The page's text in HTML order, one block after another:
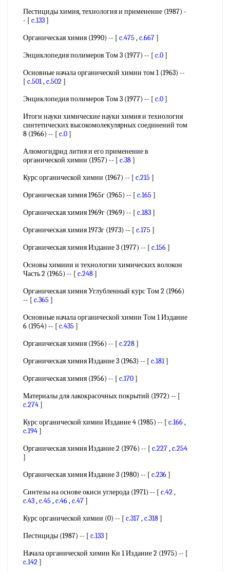
Пестициды химия, технология и применение (1987) -
- [ c.133]
Органическая химия (1990) -- [ c.475 ,c.667]
Энциклопедия полимеров Том 3 (1977) -- [ c.0]
Основные начала органической химии том 1 (1963) --
[ c.501,c.502]
Энциклопедия полимеров Том 3 (1977) -- [ c.0]
Итоги науки химические науки химия и технология
синтетических высокомолекулярных соединений том
8 (1966) -- [ c.0]
Алюмогидрид лития и его применение в
органической химии (1957) -- [ c.38]
Курс органической химии (1967) -- [ c.215 ]
Органическая химия 1965г (1965) -- [ c.165 ]
Органическая химия 1969г (1969) -- [ c.183]
Органическая химия 1973г (1973) -- [ c.175 ]
Органическая химия Издание 3 (1977) -- [ c.156]
Основы химиии и технологии химических волокон
Часть 2 (1965) -- [ c.248]
Органическая химия Углубленный курс Том 2 (1966)
-- [ c.365 ]
Основные начала органической химии Том 1 Издание
6 (1954) -- [ c.435 ]
Органическая химия (1956) -- [ c.228]
Органическая химия Издание 3 (1963) -- [ c.181]
Органическая химия (1956) -- [ c.170]
Материалы для лакокрасочных покрытий (1972) -- [
c.274]
Курс органической химии Издание 4 (1985) -- [ c.166,
c.194]
Органическая химия Издание 2 (1976) -- [ c.227,c.254
]
Органическая химия Издание 3 (1980) -- [ c.236]
Синтезы на основе окиси углерода (1971) -- [ c.42,
c.43,c.45 ,c.46,c.47]
Курс органической химии (0) -- [ c.317,c.318]
Пестициды (1987) -- [ c.133]
Начала органической химии Кн 1 Издание 2 (1975) -- [
c.142]